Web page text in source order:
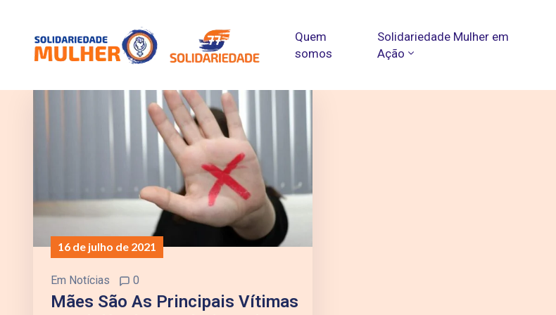
Quem
somos
Solidariedade Mulher em
Ação
16 de julho de 2021
Em Notícias 0
Mães São As Principais Vítimas